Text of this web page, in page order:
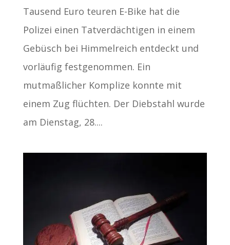
Tausend Euro teuren E-Bike hat die
Polizei einen Tatverdächtigen in einem
Gebüsch bei Himmelreich entdeckt und
vorläufig festgenommen. Ein
mutmaßlicher Komplize konnte mit
einem Zug flüchten. Der Diebstahl wurde
am Dienstag, 28....